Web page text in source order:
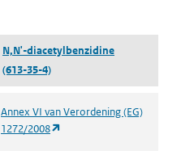
N,N'-diacetylbenzidine
(613-35-4)
Annex VI van Verordening (EG)
1272/2008